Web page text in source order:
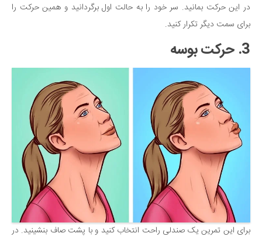
در این حرکت بمانید. سر خود را به حالت اول برگردانید و همین حرکت را
برای سمت دیگر تکرار کنید.
3. حرکت بوسه
برای این تمرین یک صندلی راحت انتخاب کنید و با پشت صاف بنشینید. در